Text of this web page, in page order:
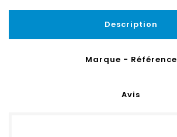
Description
Marque - Référence
Avis